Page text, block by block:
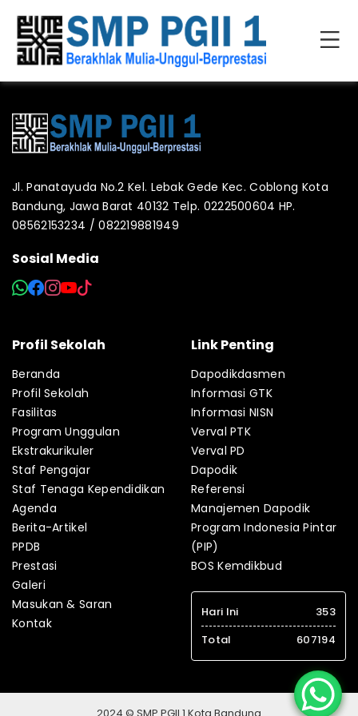
Jl. Panatayuda No.2 Kel. Lebak Gede Kec. Coblong Kota
Bandung, Jawa Barat 40132 Telp. 0222500604 HP.
08562153234 / 082219881949
Sosial Media
Profil Sekolah
Beranda
Profil Sekolah
Fasilitas
Program Unggulan
Ekstrakurikuler
Staf Pengajar
Staf Tenaga Kependidikan
Agenda
Berita-Artikel
PPDB
Prestasi
Galeri
Masukan & Saran
Kontak
Link Penting
Dapodikdasmen
Informasi GTK
Informasi NISN
Verval PTK
Verval PD
Dapodik
Referensi
Manajemen Dapodik
Program Indonesia Pintar
(PIP)
BOS Kemdikbud
Hari Ini
353
Total
607194